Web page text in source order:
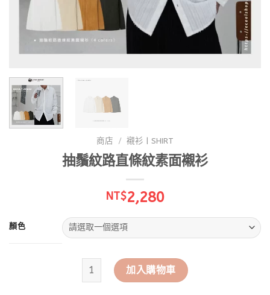
商店 / 襯衫 | SHIRT
抽鬚紋路直條紋素面襯衫
NT$2,280
顏色
抽鬚紋路直條紋素面襯衫 數量
加入購物車